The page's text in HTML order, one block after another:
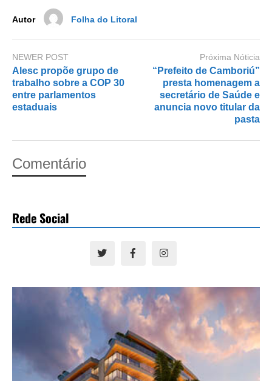
Autor Folha do Litoral
NEWER POST
Alesc propõe grupo de
trabalho sobre a COP 30
entre parlamentos
estaduais
Próxima Nóticia
“Prefeito de Camboriú”
presta homenagem a
secretário de Saúde e
anuncia novo titular da
pasta
Comentário
Rede Social